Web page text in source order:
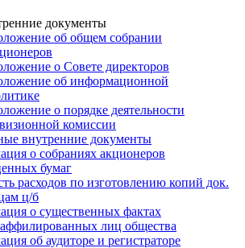
документы
об общем собрании
о Совете директоров
об информационной
о порядке деятельности
комиссии
внутренние документы
о собраниях акционеров
бумаг
расходов по изготовлению копий док.
ц/б
о существенных фактах
лиц общества
об аудиторе и регистраторе